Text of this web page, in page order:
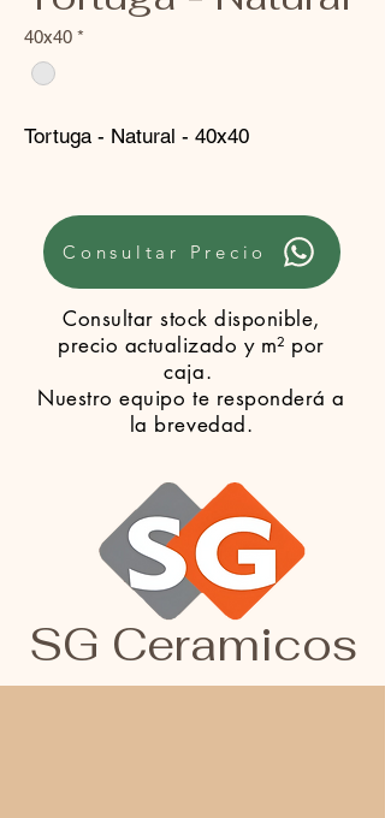
40x40 *
Tortuga - Natural - 40x40
Consultar Precio
Consultar stock disponible,
precio actualizado y m² por
caja.
Nuestro equipo te responderá a
la brevedad.
SG Ceramicos